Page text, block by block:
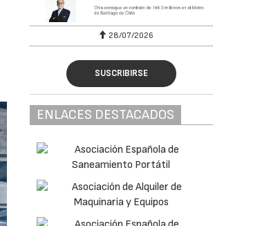
28/07/2026
SUSCRIBIRSE
ENLACES DESTACADOS